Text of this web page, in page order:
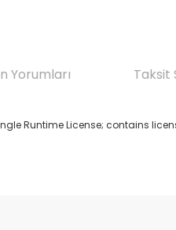
Yorumları Taksit
Runtime License; contains